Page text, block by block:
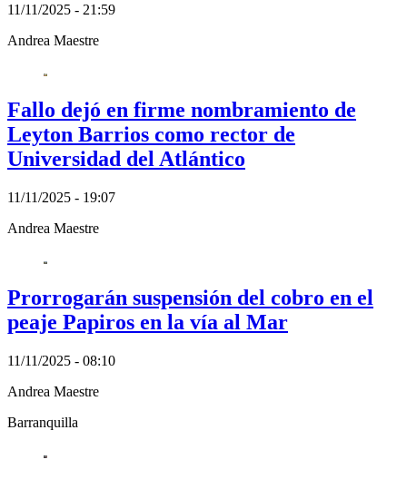
11/11/2025 - 21:59
Andrea Maestre
Fallo dejó en firme nombramiento de
Leyton Barrios como rector de
Universidad del Atlántico
11/11/2025 - 19:07
Andrea Maestre
Prorrogarán suspensión del cobro en el
peaje Papiros en la vía al Mar
11/11/2025 - 08:10
Andrea Maestre
Barranquilla